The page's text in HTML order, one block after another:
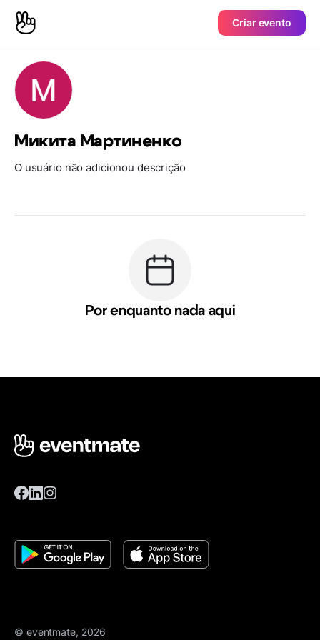
Criar evento
Микита Мартиненко
O usuário não adicionou descrição
Por enquanto nada aqui
© eventmate, 2026